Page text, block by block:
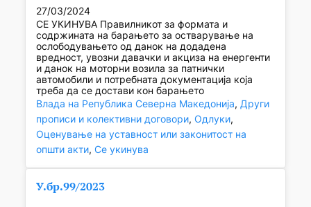
27/03/2024
СЕ УКИНУВА Правилникот за формата и
содржината на барањето за остварување на
ослободувањето од данок на додадена
вредност, увозни давачки и акциза на енергенти
и данок на моторни возила за патнички
автомобили и потребната документација која
треба да се достави кон барањето
Влада на Република Северна Македонија, Други
прописи и колективни договори, Одлуки
Оценување на уставност или законитост на
општи акти, Се укинува
У.бр.99/2023